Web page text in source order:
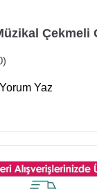
Çekmeli
Yorum Yaz